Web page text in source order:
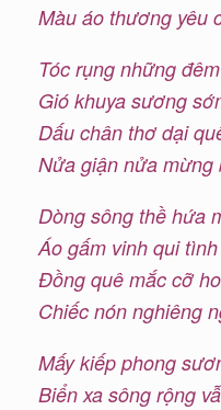
Màu áo thương yêu
Tóc rụng những
Gió khuya sương
Dấu chân thơ dại
Nửa giận nửa mừng
Dòng sông thề hứa
Áo gấm vinh qui
Đồng quê mắc cỡ
Chiếc nón nghiêng
Mấy kiếp phong
Biển xa sông rộng